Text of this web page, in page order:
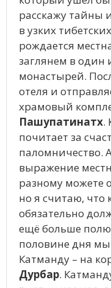
расскажу тайны
в узких
рождается
заглянем в один
монастырей.
отеля и
храмовый
Пашупатинатх.
почитает за
паломничество.
выражение
разному можете
но я считаю, что
обязательно
ещё больше
половине дня
Катманду – на
Дурбар.